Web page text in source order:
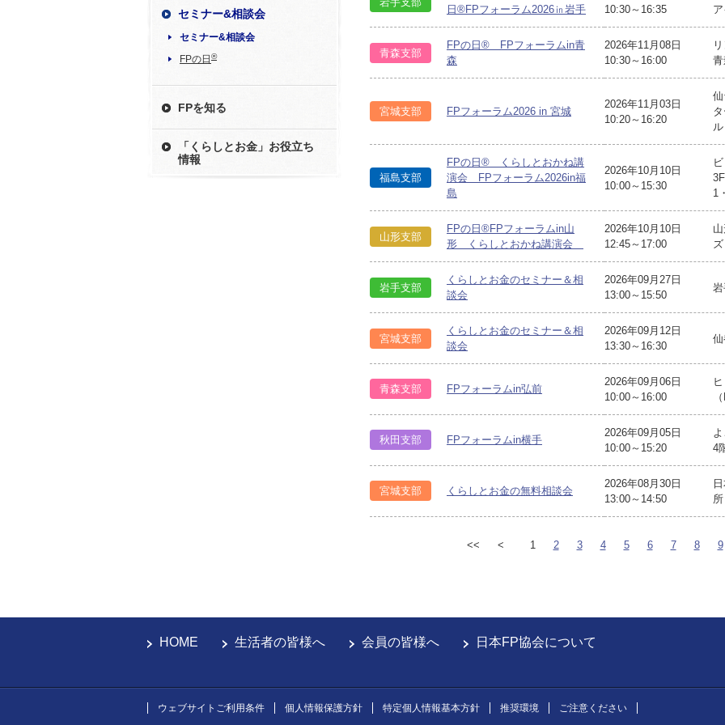
セミナー&相談会
セミナー&相談会
FPの日 ®
FPを知る
「くらしとお金」お役立ち
情報
日®FPフォーラム2026㏌岩手 10:30～16:35
青森支部
FPの日® FPフォーラムin青
森
2026年11月08日
10:30～16:00
宮城支部 FPフォーラム2026 in 宮城
2026年11月03日
10:20～16:20
ル
福島支部
FPの日® くらしとおかね講
演会 FPフォーラム2026in福
島
2026年10月10日
10:00～15:30
1
山形支部
FPの日®FPフォーラムin山
形 くらしとおかね講演会
2026年10月10日
12:45～17:00
ズ
岩手支部
くらしとお金のセミナー＆相
談会
2026年09月27日
13:00～15:50
宮城支部
くらしとお金のセミナー＆相
談会
2026年09月12日
13:30～16:30
青森支部 FPフォーラムin弘前
2026年09月06日
10:00～16:00
秋田支部 FPフォーラムin横手
2026年09月05日
10:00～15:20
4
宮城支部 くらしとお金の無料相談会
2026年08月30日
13:00～14:50
所
<< < 1 2 3 4 5 6 7 8 9
HOME 生活者の皆様へ 会員の皆様へ 日本FP協会について
ウェブサイトご利用条件 個人情報保護方針 特定個人情報基本方針 推奨環境 ご注意ください